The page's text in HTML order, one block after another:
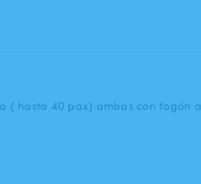
( hasta 40 pax) ambas con fogón